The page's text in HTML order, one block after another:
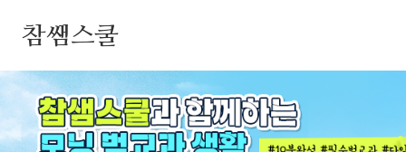
참쌤스쿨
◀